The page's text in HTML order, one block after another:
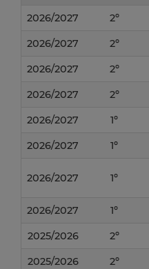
2026/2027 2º
2026/2027 2º
2026/2027 2º
2026/2027 2º
2026/2027 1º
2026/2027 1º
2026/2027 1º
2026/2027 1º
2025/2026 2º
2025/2026 2º